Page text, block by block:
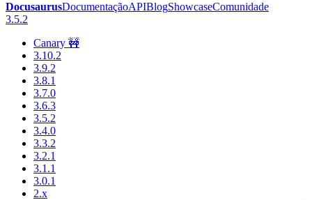
DocusaurusDocumentaçãoAPIBlogShowcaseComunidade
3.5.2
Canary 🚧
3.10.2
3.9.2
3.8.1
3.7.0
3.6.3
3.5.2
3.4.0
3.3.2
3.2.1
3.1.1
3.0.1
2.x